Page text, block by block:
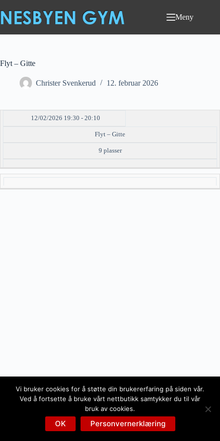
til
innholdet
Meny
Flyt – Gitte
Christer Svenkerud 12. februar 2026
DATO/TID EVENT TILGJENGELIGHET
12/02/2026 19:30 - 20:10
Flyt – Gitte
9 plasser
Vi bruker cookies for å støtte din brukererfaring på siden vår.
Ved å fortsette å bruke vårt nettbutikk samtykker du til vår
bruk av cookies.
OK Personvernerklæring